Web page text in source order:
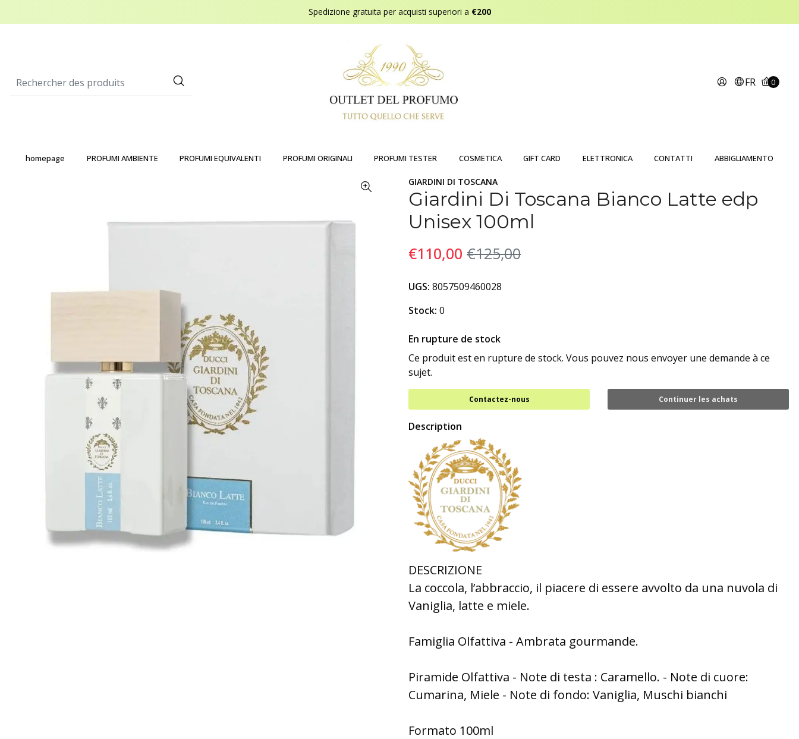
Spedizione gratuita per acquisti superiori a €200
FR 0
homepage PROFUMI AMBIENTE PROFUMI EQUIVALENTI PROFUMI ORIGINALI PROFUMI TESTER COSMETICA GIFT CARD ELETTRONICA CONTATTI ABBIGLIAMENTO
GIARDINI DI TOSCANA
Giardini Di Toscana Bianco Latte edp
Unisex 100ml
€110,00 €125,00
UGS: 8057509460028
Stock: 0
En rupture de stock
Ce produit est en rupture de stock. Vous pouvez nous envoyer une demande à ce
sujet.
Contactez-nous Continuer les achats
Description
DESCRIZIONE
La coccola, l’abbraccio, il piacere di essere avvolto da una nuvola di
Vaniglia, latte e miele.
​Famiglia Olfattiva - Ambrata gourmande.
Piramide Olfattiva - Note di testa : Caramello. - Note di cuore:
Cumarina, Miele - Note di fondo: Vaniglia, Muschi bianchi
Formato 100ml